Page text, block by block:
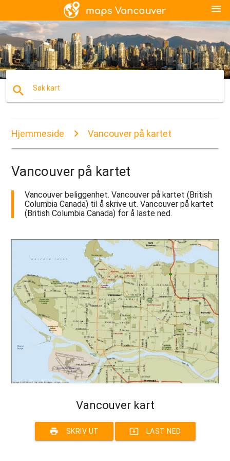
menu
search Søk kart
Hjemmeside Vancouver på kartet
Vancouver på kartet
Vancouver beliggenhet. Vancouver på kartet (British
Columbia Canada) til å skrive ut. Vancouver på kartet
(British Columbia Canada) for å laste ned.
Vancouver kart
print SKRIV UT system_update_alt LAST NED